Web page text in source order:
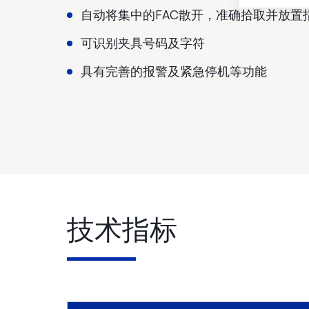
自动将集中的FAC散开，准确拾取并放置
可识别夹具号码及字符
具有完善的报警及紧急停机等功能
技术指标